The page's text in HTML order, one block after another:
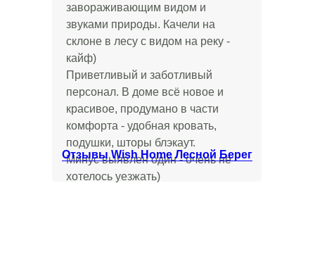
завораживающим видом и
звуками природы. Качели на
склоне в лесу с видом на реку -
кайф)
Приветливый и заботливый
персонал. В доме всё новое и
красивое, продумано в части
комфорта - удобная кровать,
подушки, шторы блэкаут.
Минус выявлен один - очень не
хотелось уезжать)
Отзывы Wish Home Лесной Берег